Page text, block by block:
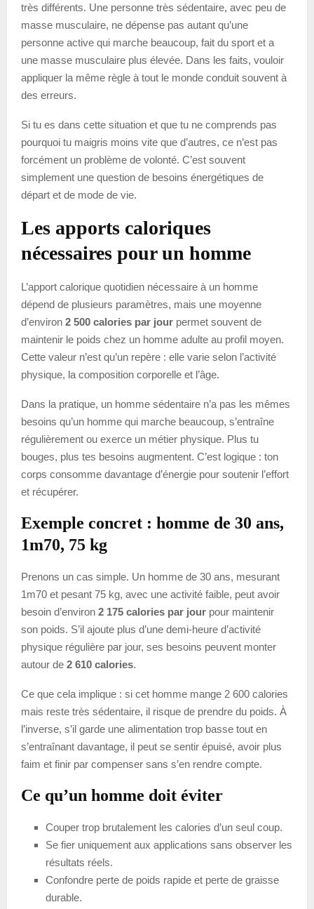
très différents. Une personne très sédentaire, avec peu de
masse musculaire, ne dépense pas autant qu’une
personne active qui marche beaucoup, fait du sport et a
une masse musculaire plus élevée. Dans les faits, vouloir
appliquer la même règle à tout le monde conduit souvent à
des erreurs.
Si tu es dans cette situation et que tu ne comprends pas
pourquoi tu maigris moins vite que d’autres, ce n’est pas
forcément un problème de volonté. C’est souvent
simplement une question de besoins énergétiques de
départ et de mode de vie.
Les apports caloriques
nécessaires pour un homme
L’apport calorique quotidien nécessaire à un homme
dépend de plusieurs paramètres, mais une moyenne
d’environ 2 500 calories par jour permet souvent de
maintenir le poids chez un homme adulte au profil moyen.
Cette valeur n’est qu’un repère : elle varie selon l’activité
physique, la composition corporelle et l’âge.
Dans la pratique, un homme sédentaire n’a pas les mêmes
besoins qu’un homme qui marche beaucoup, s’entraîne
régulièrement ou exerce un métier physique. Plus tu
bouges, plus tes besoins augmentent. C’est logique : ton
corps consomme davantage d’énergie pour soutenir l’effort
et récupérer.
Exemple concret : homme de 30 ans,
1m70, 75 kg
Prenons un cas simple. Un homme de 30 ans, mesurant
1m70 et pesant 75 kg, avec une activité faible, peut avoir
besoin d’environ 2 175 calories par jour pour maintenir
son poids. S’il ajoute plus d’une demi-heure d’activité
physique régulière par jour, ses besoins peuvent monter
autour de 2 610 calories.
Ce que cela implique : si cet homme mange 2 600 calories
mais reste très sédentaire, il risque de prendre du poids. À
l’inverse, s’il garde une alimentation trop basse tout en
s’entraînant davantage, il peut se sentir épuisé, avoir plus
faim et finir par compenser sans s’en rendre compte.
Ce qu’un homme doit éviter
Couper trop brutalement les calories d’un seul coup.
Se fier uniquement aux applications sans observer les
résultats réels.
Confondre perte de poids rapide et perte de graisse
durable.